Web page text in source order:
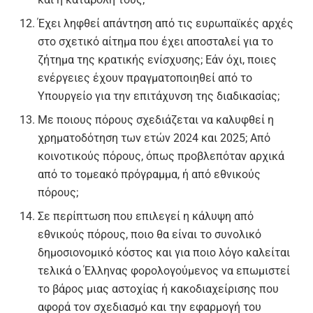
Έχει ληφθεί απάντηση από τις ευρωπαϊκές αρχές
στο σχετικό αίτημα που έχει αποσταλεί για το
ζήτημα της κρατικής ενίσχυσης; Εάν όχι, ποιες
ενέργειες έχουν πραγματοποιηθεί από το
Υπουργείο για την επιτάχυνση της διαδικασίας;
Με ποιους πόρους σχεδιάζεται να καλυφθεί η
χρηματοδότηση των ετών 2024 και 2025; Από
κοινοτικούς πόρους, όπως προβλεπόταν αρχικά
από το τομεακό πρόγραμμα, ή από εθνικούς
πόρους;
Σε περίπτωση που επιλεγεί η κάλυψη από
εθνικούς πόρους, ποιο θα είναι το συνολικό
δημοσιονομικό κόστος και για ποιο λόγο καλείται
τελικά ο Έλληνας φορολογούμενος να επωμιστεί
το βάρος μιας αστοχίας ή κακοδιαχείρισης που
αφορά τον σχεδιασμό και την εφαρμογή του